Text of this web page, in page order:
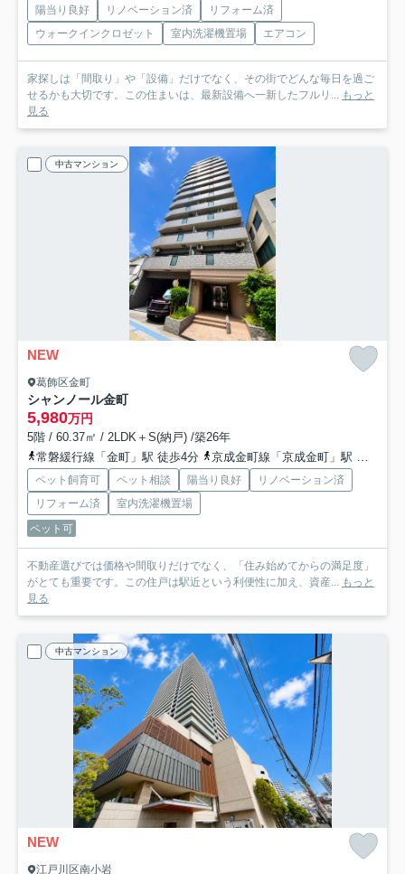
陽当り良好 リノベーション済
リフォーム済
ウォークインクロゼット
室内洗濯機置場 エアコン
家探しは「間取り」や「設備」だけでなく、その街でどんな毎日を過ご
せるかも大切です。この住まいは、最新設備へ一新したフルリ... もっと
見る
中古マンション
NEW
葛飾区金町
シャンノール金町
5,980万円
5階 / 60.37㎡ / 2LDK＋S(納戸) /築26年
常磐緩行線「金町」駅 徒歩4分
京成金町線「京成金町」駅 徒歩3分
ペット飼育可 ペット相談 陽当り良好
リノベーション済
リフォーム済
室内洗濯機置場
ペット可
不動産選びでは価格や間取りだけでなく、「住み始めてからの満足度」
がとても重要です。この住戸は駅近という利便性に加え、資産... もっと
見る
中古マンション
NEW
江戸川区南小岩